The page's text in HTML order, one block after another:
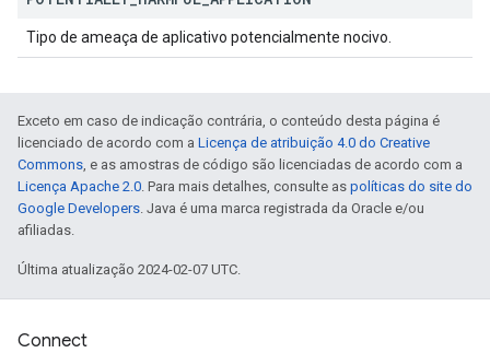
Tipo de ameaça de aplicativo potencialmente nocivo.
Exceto em caso de indicação contrária, o conteúdo desta página é
licenciado de acordo com a Licença de atribuição 4.0 do Creative
Commons, e as amostras de código são licenciadas de acordo com a
Licença Apache 2.0. Para mais detalhes, consulte as políticas do site do
Google Developers. Java é uma marca registrada da Oracle e/ou
afiliadas.
Última atualização 2024-02-07 UTC.
Connect